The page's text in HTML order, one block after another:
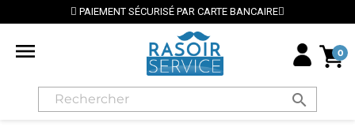
PAIEMENT SÉCURISÉ PAR CARTE BANCAIRE
 0
search